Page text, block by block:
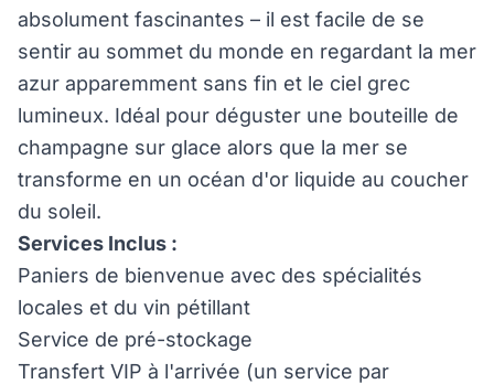
absolument fascinantes – il est facile de se
sentir au sommet du monde en regardant la mer
azur apparemment sans fin et le ciel grec
lumineux. Idéal pour déguster une bouteille de
champagne sur glace alors que la mer se
transforme en un océan d'or liquide au coucher
du soleil.
Services Inclus :
Paniers de bienvenue avec des spécialités
locales et du vin pétillant
Service de pré-stockage
Transfert VIP à l'arrivée (un service par